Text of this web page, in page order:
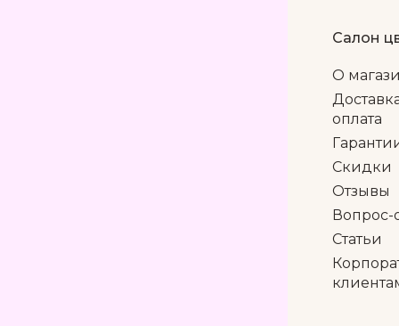
Салон
О
оплата
Скидки
Отзывы
Вопрос-
Статьи